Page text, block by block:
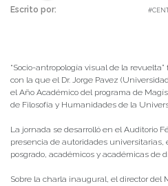
Escrito por:
“Socio-antropología visual de la
con la que el Dr. Jorge Pavez
el Año Académico del programa de
de Filosofía y Humanidades de la
La jornada se desarrolló en el Auditorio
presencia de autoridades universitarias,
posgrado, académicos y académicas de
Sobre la charla inaugural, el director del